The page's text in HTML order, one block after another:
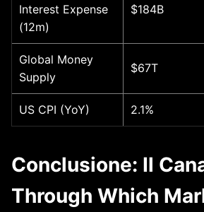
Interest Expense
(12m)
$184B
Global Money
Supply
$67T
US CPI (YoY) 2.1%
Conclusione: Il
Through Which